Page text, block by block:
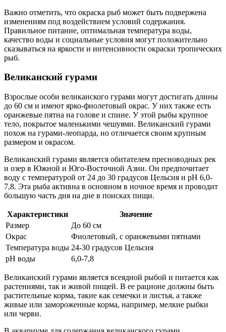
Важно отметить, что окраска рыб может быть подвержена
изменениям под воздействием условий содержания.
Правильное питание, оптимальная температура воды,
качество воды и социальные условия могут положительно
сказываться на яркости и интенсивности окраски тропических
рыб.
Великанский гурами
Взрослые особи великанского гурами могут достигать длины
до 60 см и имеют ярко-фиолетовый окрас. У них также есть
оранжевые пятна на голове и спине. У этой рыбы крупное
тело, покрытое маленькими чешуями. Великанский гурами
похож на гурами-леопарда, но отличается своим крупным
размером и окрасом.
Великанский гурами является обитателем пресноводных рек
и озер в Южной и Юго-Восточной Азии. Он предпочитает
воду с температурой от 24 до 30 градусов Цельсия и pH 6,0-
7,8. Эта рыба активна в основном в ночное время и проводит
большую часть дня на дне в поисках пищи.
Характеристики
Значение
Размер
До 60 см
Окрас
Фиолетовый, с оранжевыми пятнами
Температура воды 24-30 градусов Цельсия
pH воды
6,0-7,8
Великанский гурами является всеядной рыбой и питается как
растениями, так и живой пищей. В ее рационе должны быть
растительные корма, такие как семечки и листья, а также
живые или замороженные корма, например, мелкие рыбки
или черви.